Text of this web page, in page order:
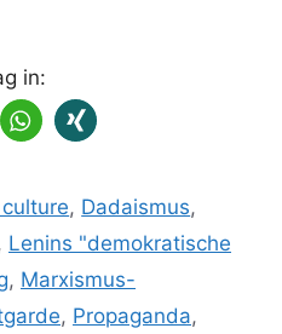
in:
, Dadaismus,
, Lenins "demokratische
, Marxismus-
, Propaganda,